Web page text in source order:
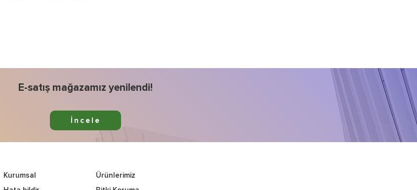
E-satış mağazamız yenilendi!
İncele
Kurumsal
Ürünlerimiz